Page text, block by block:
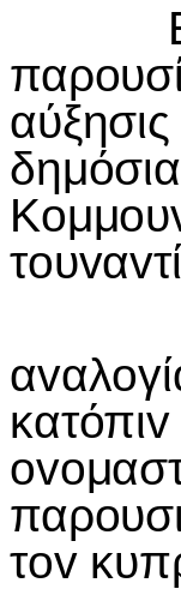
Εις
Τo
τov